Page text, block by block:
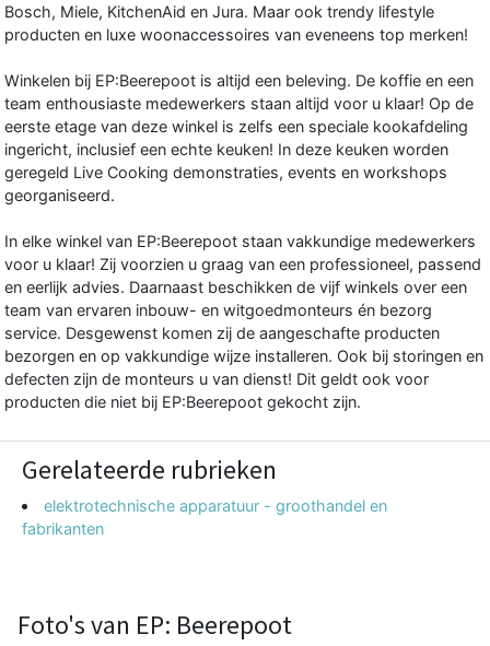
Bosch, Miele, KitchenAid en Jura. Maar ook trendy lifestyle
producten en luxe woonaccessoires van eveneens top merken!
Winkelen bij EP:Beerepoot is altijd een beleving. De koffie en een
team enthousiaste medewerkers staan altijd voor u klaar! Op de
eerste etage van deze winkel is zelfs een speciale kookafdeling
ingericht, inclusief een echte keuken! In deze keuken worden
geregeld Live Cooking demonstraties, events en workshops
georganiseerd.
In elke winkel van EP:Beerepoot staan vakkundige medewerkers
voor u klaar! Zij voorzien u graag van een professioneel, passend
en eerlijk advies. Daarnaast beschikken de vijf winkels over een
team van ervaren inbouw- en witgoedmonteurs én bezorg
service. Desgewenst komen zij de aangeschafte producten
bezorgen en op vakkundige wijze installeren. Ook bij storingen en
defecten zijn de monteurs u van dienst! Dit geldt ook voor
producten die niet bij EP:Beerepoot gekocht zijn.
Gerelateerde rubrieken
elektrotechnische apparatuur - groothandel en
fabrikanten
Foto's van EP: Beerepoot